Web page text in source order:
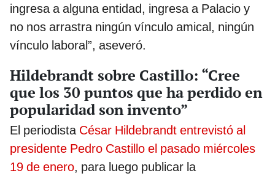
ingresa a alguna entidad, ingresa a Palacio y
no nos arrastra ningún vínculo amical, ningún
vínculo laboral”, aseveró.
Hildebrandt sobre Castillo: “Cree
que los 30 puntos que ha perdido en
popularidad son invento”
El periodista César Hildebrandt entrevistó al
presidente Pedro Castillo el pasado miércoles
19 de enero, para luego publicar la